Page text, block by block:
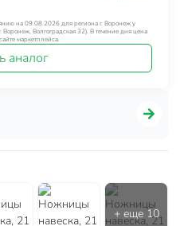
на 09.08.2026 для региона г. Воронеж у
Волгоградская 32). В течение дня цена
маркетплейса.
аналог